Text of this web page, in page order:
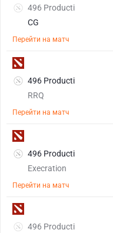
496 Producti
CG
Перейти на матч
496 Producti
RRQ
Перейти на матч
496 Producti
Execration
Перейти на матч
496 Producti